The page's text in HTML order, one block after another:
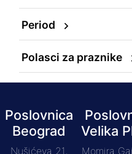
Period
Polasci za praznike
Poslovnica
Beograd
Nušićeva 21,
Velika
Momira